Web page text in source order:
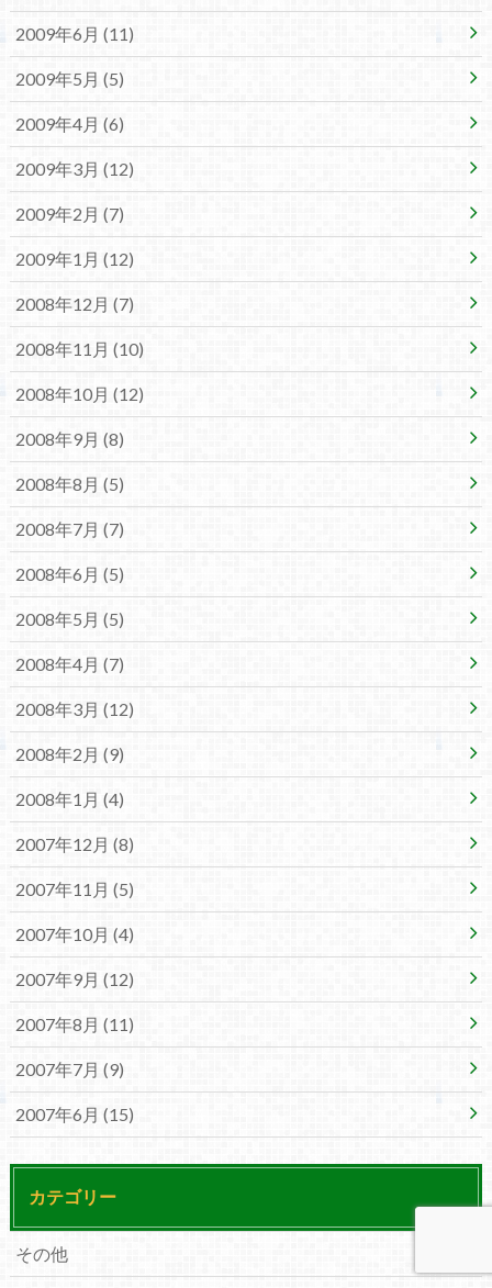
2009年6月 (11)
2009年5月 (5)
2009年4月 (6)
2009年3月 (12)
2009年2月 (7)
2009年1月 (12)
2008年12月 (7)
2008年11月 (10)
2008年10月 (12)
2008年9月 (8)
2008年8月 (5)
2008年7月 (7)
2008年6月 (5)
2008年5月 (5)
2008年4月 (7)
2008年3月 (12)
2008年2月 (9)
2008年1月 (4)
2007年12月 (8)
2007年11月 (5)
2007年10月 (4)
2007年9月 (12)
2007年8月 (11)
2007年7月 (9)
2007年6月 (15)
カテゴリー
その他